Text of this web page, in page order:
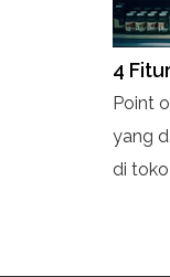
4
Point
yang
di